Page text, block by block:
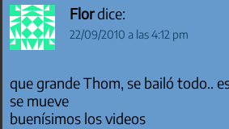
Flordice:
22/09/2010 a las 4:12 pm
que grande Thom, se bailó todo..
se mueve
buenísimos los videos